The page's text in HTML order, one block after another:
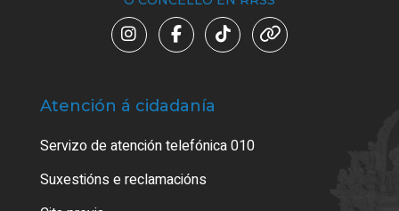
Atención á cidadanía
Servizo de atención telefónica 010
Suxestións e reclamacións